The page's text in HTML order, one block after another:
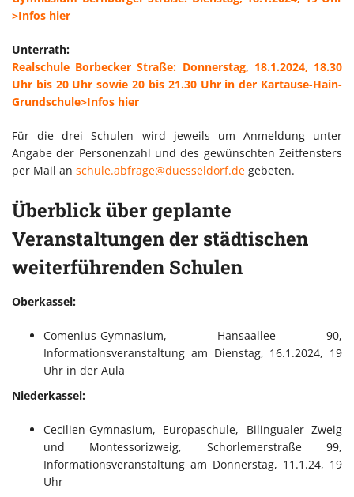
>Infos hier
Unterrath:
Realschule Borbecker Straße: Donnerstag, 18.1.2024, 18.30
Uhr bis 20 Uhr sowie 20 bis 21.30 Uhr in der Kartause-Hain-
Grundschule>Infos hier
Für die drei Schulen wird jeweils um Anmeldung unter
Angabe der Personenzahl und des gewünschten Zeitfensters
per Mail an schule.abfrage@duesseldorf.de gebeten.
Überblick über geplante
Veranstaltungen der städtischen
weiterführenden Schulen
Oberkassel:
Comenius-Gymnasium, Hansaallee 90,
Informationsveranstaltung am Dienstag, 16.1.2024, 19
Uhr in der Aula
Niederkassel:
Cecilien-Gymnasium, Europaschule, Bilingualer Zweig
und Montessorizweig, Schorlemerstraße 99,
Informationsveranstaltung am Donnerstag, 11.1.24, 19
Uhr